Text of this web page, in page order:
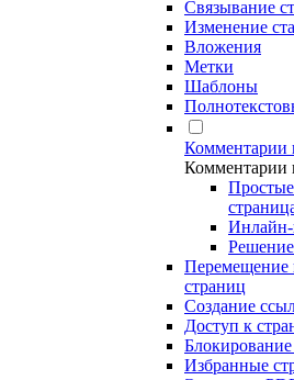
Связывание
Изменение
Вложения
Метки
Шаблоны
Комментарии
Комментарии
Инлайн-
Перемещение
страниц
Создание
Доступ к
Избранные